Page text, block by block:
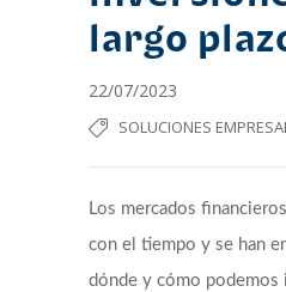
largo
22/07/2023
SOLUCIONES
Los mercados
con el tiempo y se han
dónde y cómo podemos